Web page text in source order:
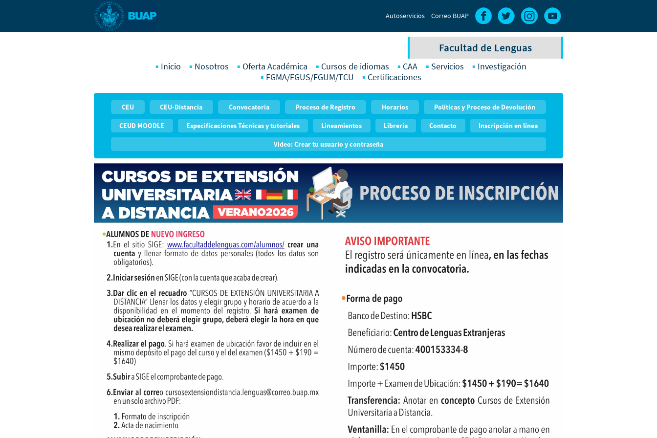
Autoservicios Correo BUAP
Facultad de Lenguas
Inicio Nosotros Oferta Académica Cursos de idiomas CAA Servicios
Investigación
FGMA/FGUS/FGUM/TCU
Certificaciones
CEU CEU-Distancia Convocatoria Proceso de Registro Horarios Políticas y Proceso de Devolución
CEUD MOODLE Especificaciones Técnicas y tutoriales Lineamientos Librería Contacto Inscripción en línea
Video: Crear tu usuario y contraseña